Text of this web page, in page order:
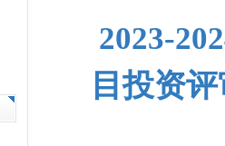
2023-
目投资